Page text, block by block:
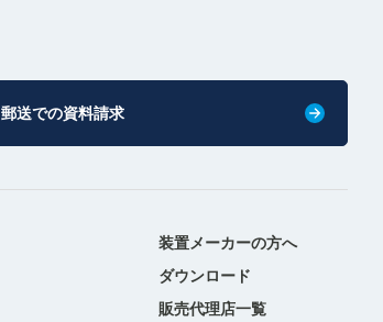
郵送での資料請求
装置メーカーの方へ
ダウンロード
販売代理店一覧